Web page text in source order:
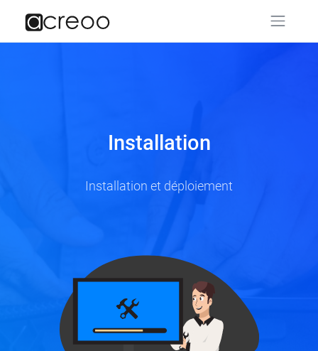
Installation
Installation et déploiement